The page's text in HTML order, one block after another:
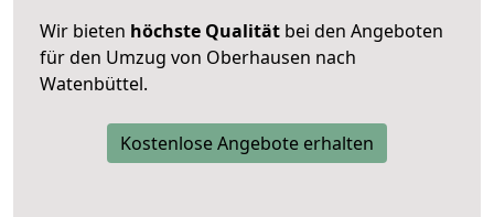
Wir bieten höchste Qualität bei den Angeboten
für den Umzug von Oberhausen nach
Watenbüttel.
Kostenlose Angebote erhalten